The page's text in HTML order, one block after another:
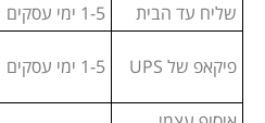
שליח עד הבית
1-5 ימי עסקים
פיקאפ של UPS 1-5 ימי עסקים